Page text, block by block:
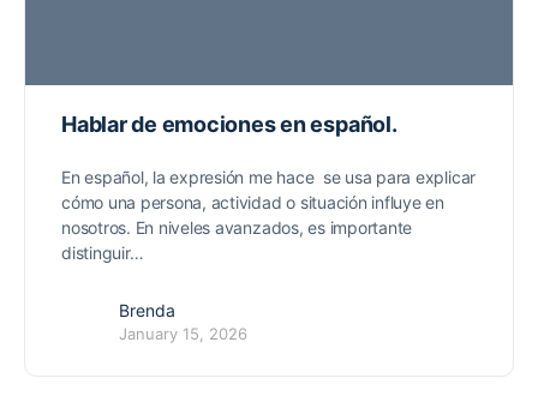
Hablar de emociones en español.
En español, la expresión me hace se usa para explicar
cómo una persona, actividad o situación influye en
nosotros. En niveles avanzados, es importante
distinguir…
Brenda
January 15, 2026